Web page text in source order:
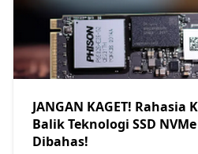
JANGAN KAGET! Rahasia
Balik Teknologi SSD
Dibahas!